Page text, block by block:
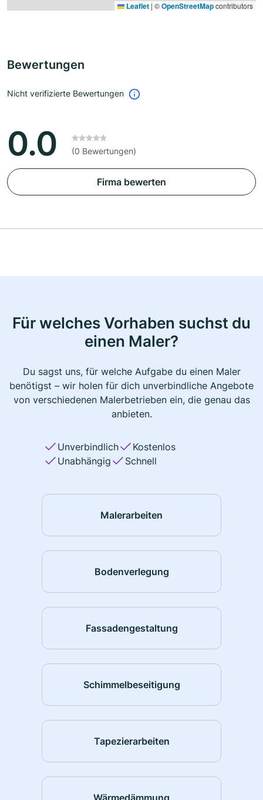
Leaflet | ©OpenStreetMapcontributors
Bewertungen
Nicht verifizierte Bewertungen
0.0 (0 Bewertungen)
Firma bewerten
Für welches Vorhaben suchst du
einen Maler?
Du sagst uns, für welche Aufgabe du einen Maler
benötigst – wir holen für dich unverbindliche Angebote
von verschiedenen Malerbetrieben ein, die genau das
anbieten.
Unverbindlich
Kostenlos
Unabhängig
Schnell
Malerarbeiten
Bodenverlegung
Fassadengestaltung
Schimmelbeseitigung
Tapezierarbeiten
Wärmedämmung